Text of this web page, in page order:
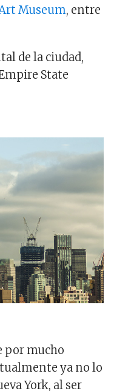
Museum, entre
de la ciudad,
State
por mucho
ya no lo
York, al ser